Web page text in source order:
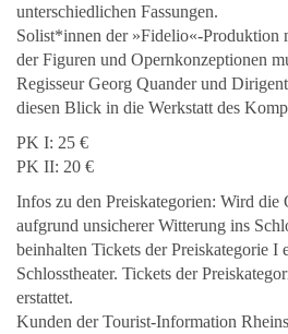
unterschiedlichen Fassungen.
Solist*innen der »Fidelio«-Produktion
der Figuren und Opernkonzeptionen
Regisseur Georg Quander und
diesen Blick in die Werkstatt des
PK I: 25 €
PK II: 20 €
Infos zu den Preiskategorien: Wird die
aufgrund unsicherer Witterung ins
beinhalten Tickets der Preiskategorie I
Schlosstheater. Tickets der
erstattet.
Kunden der Tourist-Information